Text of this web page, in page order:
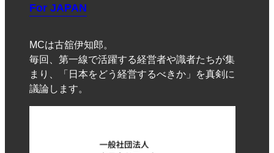
For JAPAN
MCは古舘伊知郎。
毎回、第一線で活躍する経営者や識者たちが集
まり、「日本をどう経営するべきか」を真剣に
議論します。